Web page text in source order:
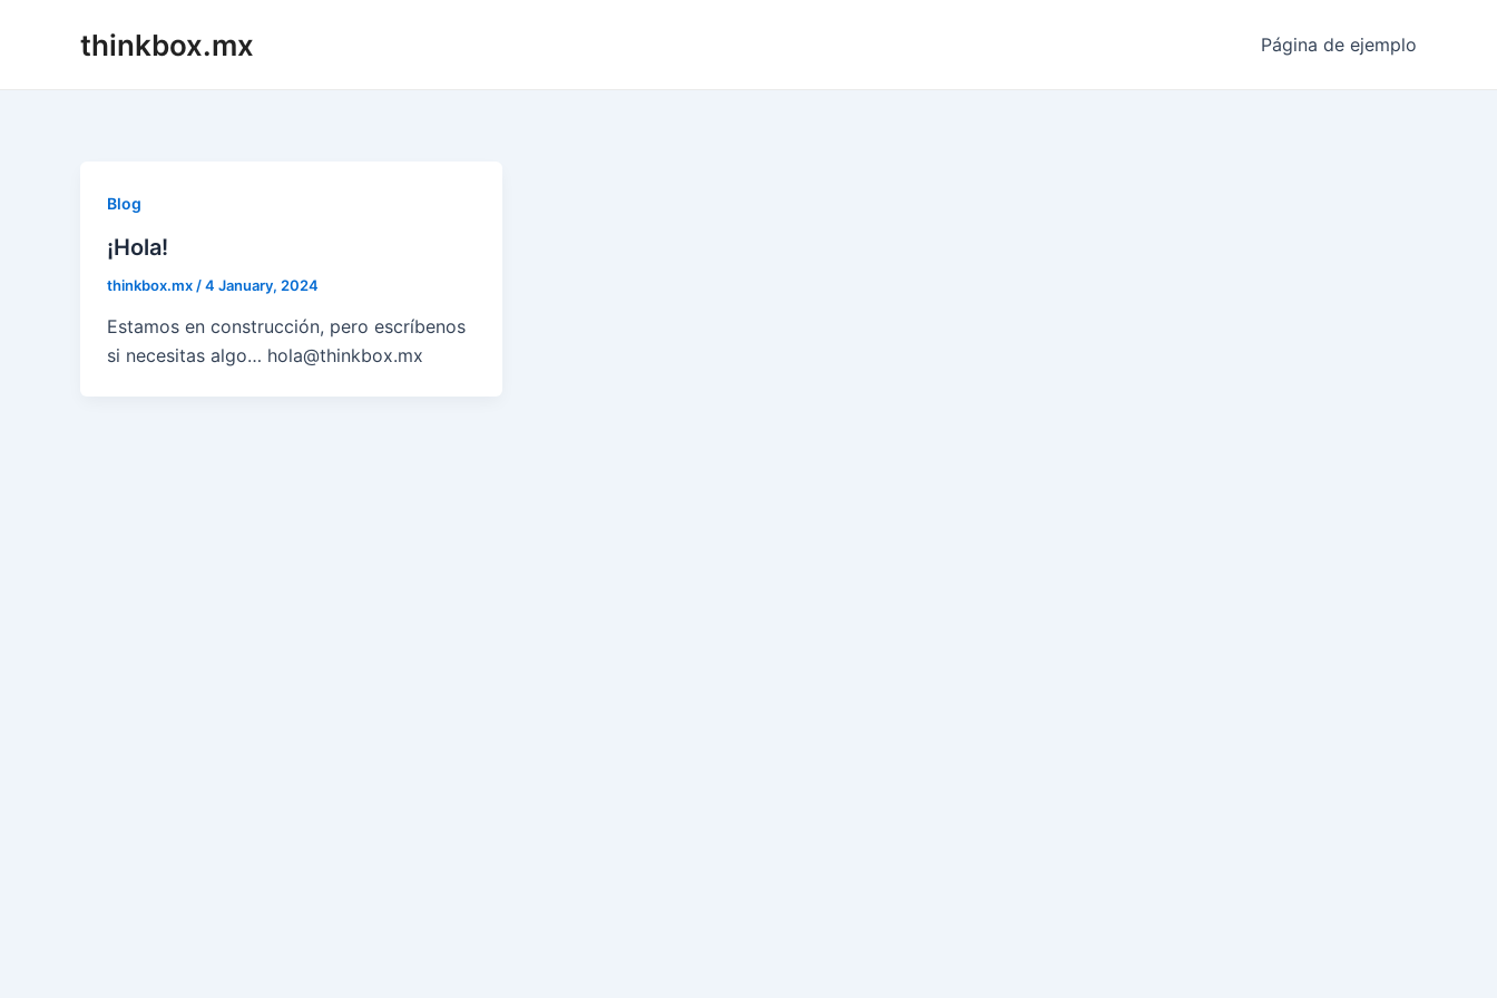
thinkbox.mx Página de ejemplo
Blog
¡Hola!
thinkbox.mx /4 January, 2024
Estamos en construcción, pero escríbenos
si necesitas algo… hola@thinkbox.mx